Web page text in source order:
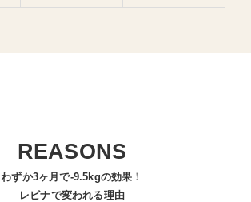
REASONS
わずか3ヶ月で-9.5kgの効果！
レビナで変われる理由